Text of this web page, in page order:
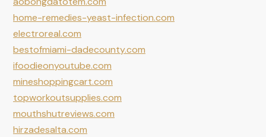
home-remedies-yeast-infection.com
electroreal.com
bestofmiami-dadecounty.com
ifoodieonyoutube.com
mineshoppingcart.com
topworkoutsupplies.com
mouthshutreviews.com
hirzadesalta.com